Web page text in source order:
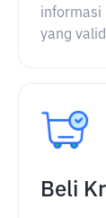
informasi
yang
Beli